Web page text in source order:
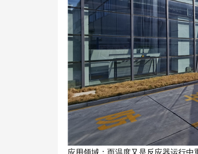
应用领域：而温度又是反应器运行